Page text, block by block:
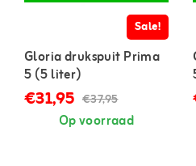
Sale!
Gloria drukspuit Prima
5 (5 liter)
€31,95 €37,95
Op voorraad